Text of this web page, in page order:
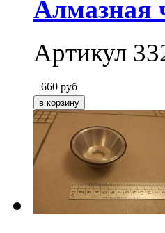
Алмазная
Артикул
660 руб